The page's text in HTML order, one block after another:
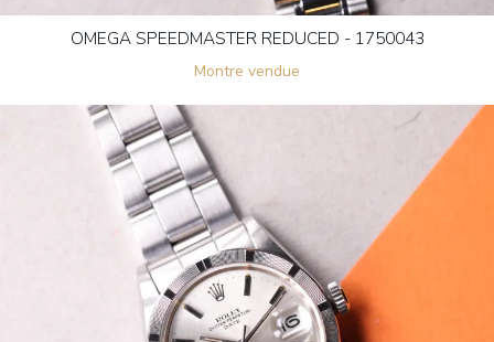
OMEGA SPEEDMASTER REDUCED - 1750043
Montre vendue